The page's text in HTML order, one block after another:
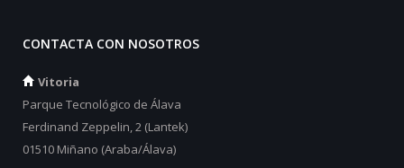
CONTACTA CON NOSOTROS
Vitoria
Parque Tecnológico de Álava
Ferdinand Zeppelin, 2 (Lantek)
01510 Miñano (Araba/Álava)